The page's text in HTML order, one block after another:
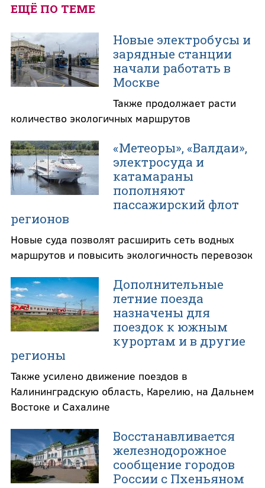
ЕЩЁ ПО ТЕМЕ
Новые электробусы и
зарядные станции
начали работать в
Москве
Также продолжает расти
количество экологичных маршрутов
«Метеоры», «Валдаи»,
электросуда и
катамараны
пополняют
пассажирский флот
регионов
Новые суда позволят расширить сеть водных
маршрутов и повысить экологичность перевозок
Дополнительные
летние поезда
назначены для
поездок к южным
курортам и в другие
регионы
Также усилено движение поездов в
Калининградскую область, Карелию, на Дальнем
Востоке и Сахалине
Восстанавливается
железнодорожное
сообщение городов
России с Пхеньяном